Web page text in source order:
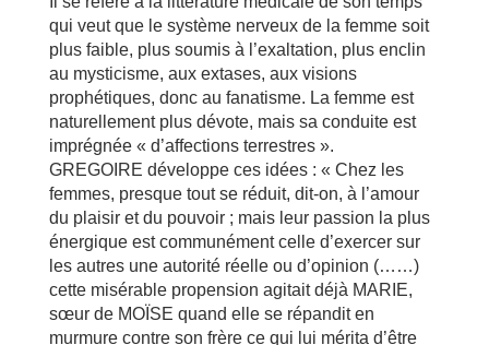
qui veut que le système nerveux de la femme soit
plus faible, plus soumis à l’exaltation, plus enclin
au mysticisme, aux extases, aux visions
prophétiques, donc au fanatisme. La femme est
naturellement plus dévote, mais sa conduite est
imprégnée « d’affections terrestres ».
GREGOIRE développe ces idées : « Chez les
femmes, presque tout se réduit, dit-on, à l’amour
du plaisir et du pouvoir ; mais leur passion la plus
énergique est communément celle d’exercer sur
les autres une autorité réelle ou d’opinion (……)
cette misérable propension agitait déjà MARIE,
sœur de MOÏSE quand elle se répandit en
murmure contre son frère ce qui lui mérita d’être